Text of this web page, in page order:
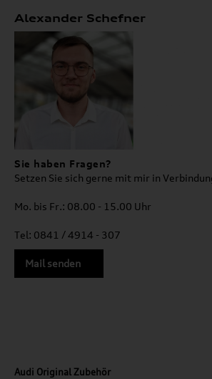
Alexander Schefner
Sie haben Fragen?
Setzen Sie sich gerne mit mir in
Mo. bis Fr.: 08.00 - 15.00 Uhr
Tel: 0841 / 4914 - 307
Mail senden
Audi Original Zubehör